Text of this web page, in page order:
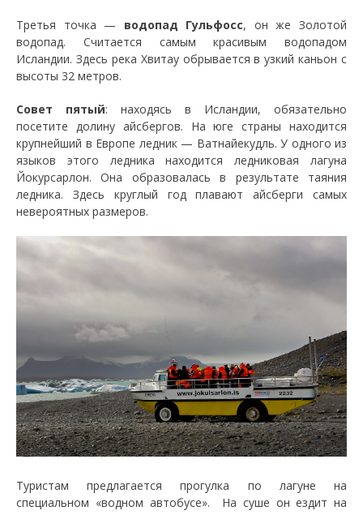
Третья точка — водопад Гульфосс, он же Золотой
водопад. Считается самым красивым водопадом
Исландии. Здесь река Хвитау обрывается в узкий каньон с
высоты 32 метров.
Совет пятый: находясь в Исландии, обязательно
посетите долину айсбергов. На юге страны находится
крупнейший в Европе ледник — Ватнайекудль. У одного из
языков этого ледника находится ледниковая лагуна
Йокурсарлон. Она образовалась в результате таяния
ледника. Здесь круглый год плавают айсберги самых
невероятных размеров.
Туристам предлагается прогулка по лагуне на
специальном «водном автобусе». На суше он ездит на